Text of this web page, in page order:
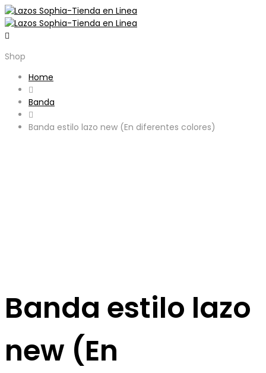
Shop
Home
Banda
Banda estilo lazo new (En diferentes colores)
Banda estilo lazo
new (En